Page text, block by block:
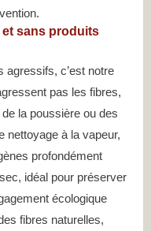
sans produits
agressifs, c’est notre
pas les fibres,
la poussière ou des
nettoyage à la vapeur,
profondément
idéal pour préserver
écologique
fibres naturelles,